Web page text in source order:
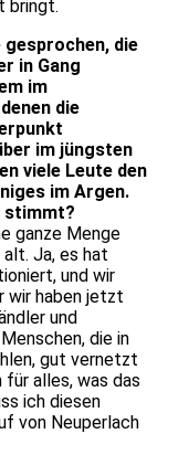
bringt.
die
in Gang
im
die
im jüngsten
viele Leute den
im Argen.
stimmt?
ganze Menge
Ja, es hat
und wir
wir haben jetzt
und
die in
gut vernetzt
für alles, was das
ich diesen
von Neuperlach